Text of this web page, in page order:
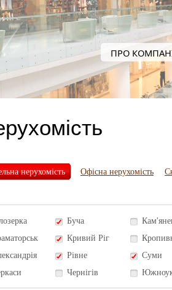
ПРО
нерухомість Офісна нерухомість
Буча
Кривий Ріг
Рівне Суми
Чернігів